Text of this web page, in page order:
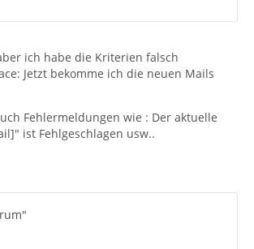
ich habe die Kriterien falsch
Jetzt bekomme ich die neuen Mails
Fehlermeldungen wie : Der aktuelle
ist Fehlgeschlagen usw..